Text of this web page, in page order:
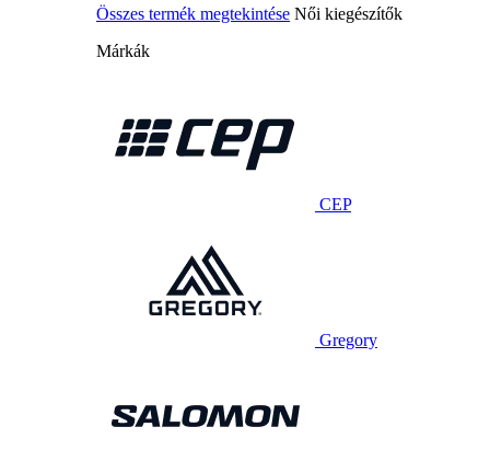
Összes termék megtekintése Női kiegészítők
Márkák
CEP
Gregory